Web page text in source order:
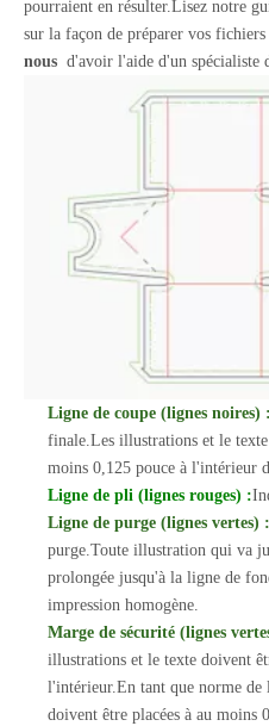
pourraient en résulter.Lisez notre
sur la façon de préparer vos
nous d'avoir l'aide d'un spécialiste
Ligne de coupe (lignes noires) :
finale.Les illustrations et le
moins 0,125 pouce à l'intérieur
Ligne de pli (lignes rouges) :
Ligne de purge (lignes vertes) :
purge.Toute illustration qui va
prolongée jusqu'à la ligne de
impression homogène.
Marge de sécurité (lignes
illustrations et le texte doivent
l'intérieur.En tant que norme
doivent être placées à au moins